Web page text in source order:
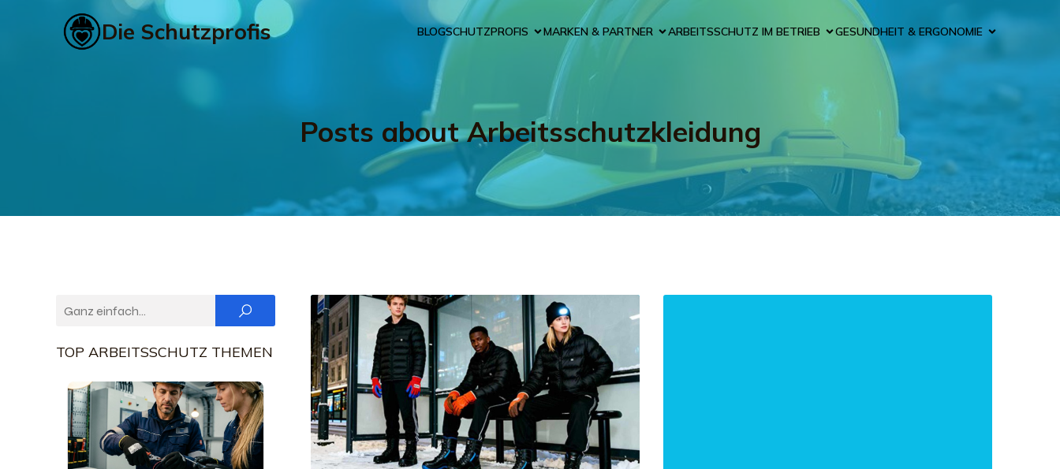
Die Schutzprofis BLOGSCHUTZPROFIS MARKEN & PARTNER ARBEITSSCHUTZ IM BETRIEB GESUNDHEIT & ERGONOMIE
Posts about Arbeitsschutzkleidung
TOP ARBEITSSCHUTZ THEMEN